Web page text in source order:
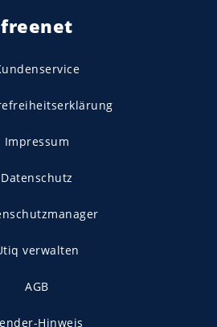
freenet
Impressum
Datenschutz
verwalten
AGB
Hinweis